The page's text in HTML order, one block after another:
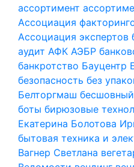
ассортимент
Ассоциация
Ассоциация экспертов
аудит АФК АЭБР
банкротство Бауцентр
безопасность без
Белторгмаш
боты бирюзовые
Екатерина Болотова
бытовая техника и
Вагнер Светлана